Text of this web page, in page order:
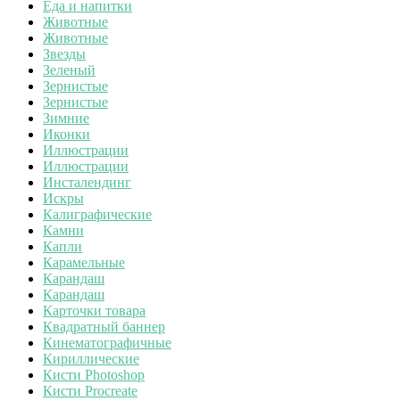
Еда и напитки
Животные
Животные
Звезды
Зеленый
Зернистые
Зернистые
Зимние
Иконки
Иллюстрации
Иллюстрации
Инсталендинг
Искры
Калиграфические
Камни
Капли
Карамельные
Карандаш
Карандаш
Карточки товара
Квадратный баннер
Кинематографичные
Кириллические
Кисти Photoshop
Кисти Procreate